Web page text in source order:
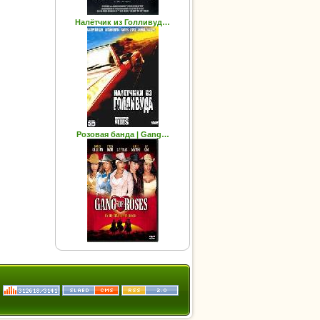
Налётчик из Голливуд…
Розовая банда | Gang…